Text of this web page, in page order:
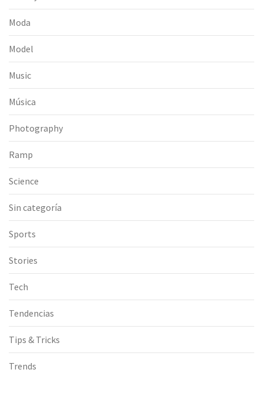
Moda
Model
Music
Música
Photography
Ramp
Science
Sin categoría
Sports
Stories
Tech
Tendencias
Tips & Tricks
Trends